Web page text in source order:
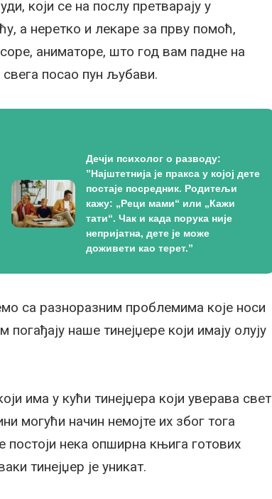
који се на послу претварају у
а неретко и лекаре за прву помоћ,
аниматоре, што год вам падне на
посао пун љубави.
Дечји психолог о разводу:
”Најштетнија је пракса у којој дете
постаје посредник. Родитељи
кажу: „Реци мами“ или „Кажи
тати“. Чак и када порука није
непријатна, дете је може
доживети као терет.”
са разноразним проблемима које носи
наше тинејџере који имају олују
има у кући тинејџера који уверава свет
могући начин немојте их због тога
постоји нека опширна књига готових
тинејџер је уникат.